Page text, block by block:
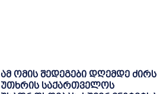
ამ ომის შედეგები დღემდე ძირს
უთხრის საქართველოს